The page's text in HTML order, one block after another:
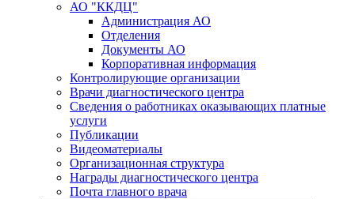
АО "ККДЦ"
Администрация АО
Отделения
Документы АО
Корпоративная информация
Контролирующие организации
Врачи диагностического центра
Сведения о работниках оказывающих платные
услуги
Публикации
Видеоматериалы
Организационная структура
Награды диагностического центра
Почта главного врача